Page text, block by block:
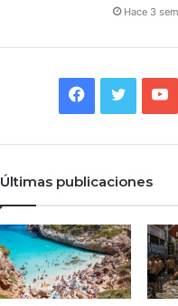
Hace 3
Facebook
Twitter
Últimas publicaciones